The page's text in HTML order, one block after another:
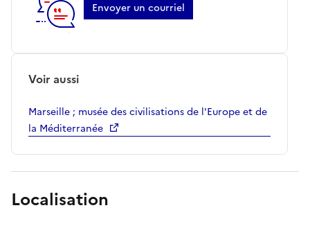
Envoyer un courriel
Voir aussi
Marseille ; musée des civilisations de l'Europe et de
la Méditerranée
Localisation